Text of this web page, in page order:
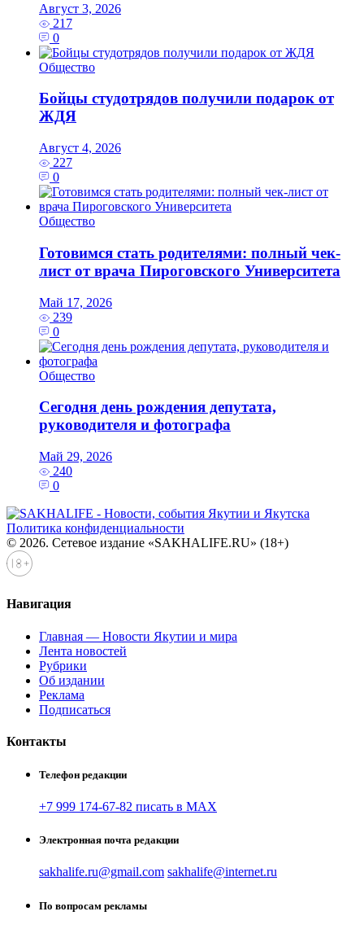
Август 3, 2026
217
0
Общество
Бойцы студотрядов получили подарок от
ЖДЯ
Август 4, 2026
227
0
Общество
Готовимся стать родителями: полный чек-
лист от врача Пироговского Университета
Май 17, 2026
239
0
Общество
Сегодня день рождения депутата,
руководителя и фотографа
Май 29, 2026
240
0
Политика конфиденциальности
© 2026. Сетевое издание «SAKHALIFE.RU» (18+)
Навигация
Главная — Новости Якутии и мира
Лента новостей
Рубрики
Об издании
Реклама
Подписаться
Контакты
Телефон редакции
+7 999 174-67-82 писать в MAX
Электронная почта редакции
sakhalife.ru@gmail.com sakhalife@internet.ru
По вопросам рекламы